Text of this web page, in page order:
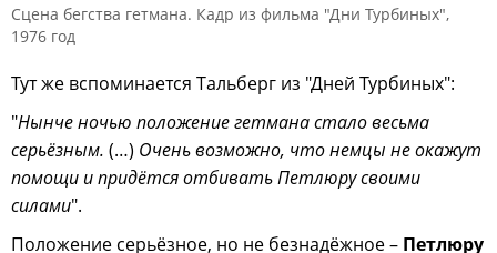
Сцена бегства гетмана. Кадр из фильма "Дни Турбиных",
1976 год
Тут же вспоминается Тальберг из "Дней Турбиных":
"Нынче ночью положение гетмана стало весьма
серьёзным. (…) Очень возможно, что немцы не окажут
помощи и придётся отбивать Петлюру своими
силами".
Положение серьёзное, но не безнадёжное – Петлюру